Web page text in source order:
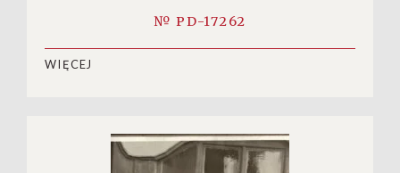
№ PD-17262
WIĘCEJ